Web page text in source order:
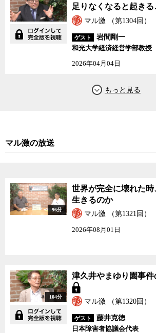
のような密閉されて逃げ場のない空間の中で
する香水や化粧品、柔軟剤などを着けた人と
は、単なる苦痛を超えた死活問題となる。
食品と違い芳香剤は一見、物質を体の中に入
えないが、香りの元となっている「化学物質
工的に作られた物かにかかわりなく、アレル
もあるし、これまで無害と考えられてきた物
特任教授は、日本人は元々、遺伝子的に体臭
ため、欧米人に比べて匂いに対する耐性が低
予想できることだ。しかし、現状では匂いに
に定めた自主基準しか存在しない。食品並の
め、表示を見てアレルギー物質を避けること
匂いについてはまだわからないことも多いの
それしても、なぜわれわれはここに来て急
うになったのだろうか。匂いの効果を最大限
害を最小化するためには、どのような制度が
者としてわれわれは何を意識しなければなら
とジャーナリストの神保哲生と社会学者の宮
足りなくなると起きる
マル激 （第1304回）
ゲスト
岩間剛一
和光大学経済経営学部教授
2026年04月04日
マル激の放送
96分
世界が完全に壊れた
生きるのか
マル激 （第1321回）
2026年08月01日
104分
津久井やまゆり園事
マル激 （第1320回）
ゲスト
藤井克徳
日本障害者協議会代表